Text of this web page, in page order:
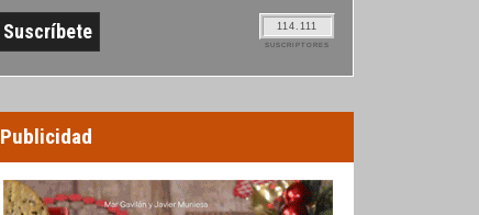
114.111
SUSCRIPTORES
Publicidad